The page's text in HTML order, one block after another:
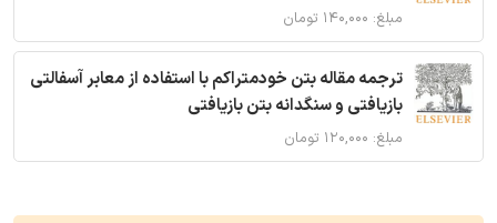
مبلغ: ۱۴۰,۰۰۰ تومان
ترجمه مقاله بتن خودمتراکم با استفاده از معابر آسفالتی
بازیافتی و سنگدانه بتن بازیافتی
مبلغ: ۱۲۰,۰۰۰ تومان